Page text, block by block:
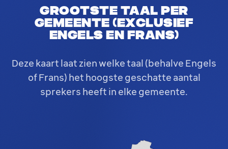
Grootste taal per
gemeente (exclusief
Engels en Frans)
Deze kaart laat zien welke taal (behalve Engels
of Frans) het hoogste geschatte aantal
sprekers heeft in elke gemeente.